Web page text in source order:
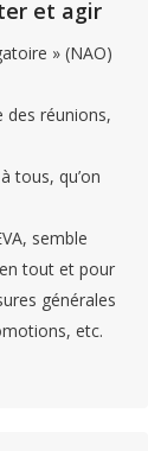
et agir
» (NAO)
des réunions,
tous, qu’on
semble
tout et pour
générales
etc.